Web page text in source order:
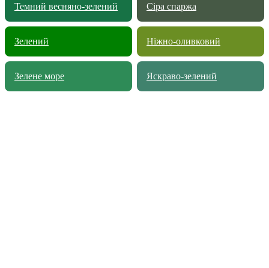
Темний весняно-зелений Сіра спаржа
Зелений Ніжно-оливковий
Зелене море Яскраво-зелений